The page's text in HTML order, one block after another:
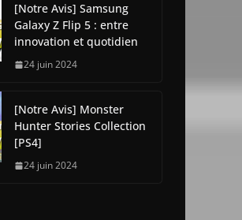
[Notre Avis] Samsung
Galaxy Z Flip 5 : entre
innovation et quotidien
24 juin 2024
[Notre Avis] Monster
Hunter Stories Collection
[PS4]
24 juin 2024